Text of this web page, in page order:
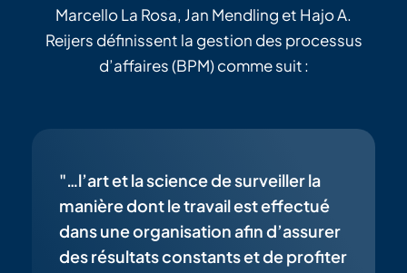
Marcello La Rosa, Jan Mendling et Hajo A.
Reijers définissent la gestion des processus
d’affaires (BPM) comme suit :
"…l’art et la science de surveiller la
manière dont le travail est effectué
dans une organisation afin d’assurer
des résultats constants et de profiter